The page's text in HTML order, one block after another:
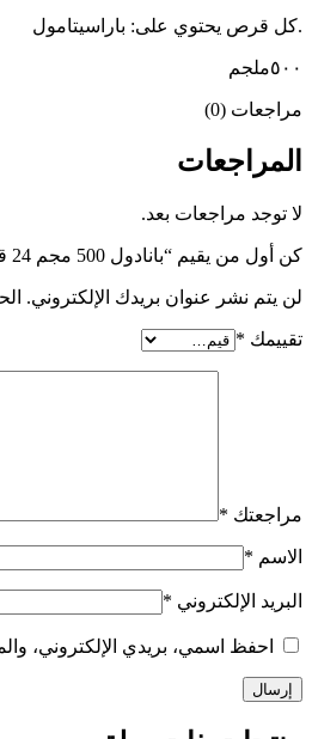
.كل قرص يحتوي على: باراسيتامول
٥٠٠ملجم
مراجعات (0)
المراجعات
لا توجد مراجعات بعد.
كن أول من يقيم “بانادول 500 مجم 24 قرص”
لن يتم نشر عنوان بريدك الإلكتروني.
تقييمك *
مراجعتك *
الاسم *
البريد الإلكتروني *
احفظ اسمي، بريدي الإلكتروني،